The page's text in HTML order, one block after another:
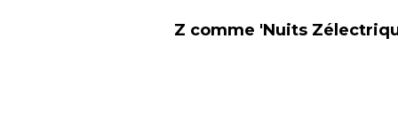
Z comme 'Nuits